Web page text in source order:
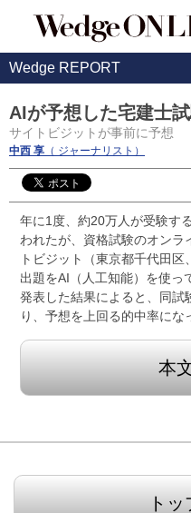
Wedge REPORT
AIが予想した宅建士
サイトビジットが事前に予想
中西 享 （ ジャーナリスト）
年に1度、約20万人が受験す
われたが、資格試験のオンラ
トビジット（東京都千代田
出題をAI（人工知能）を使っ
発表した結果によると、同試
り、予想を上回る的中率にな
本
ト